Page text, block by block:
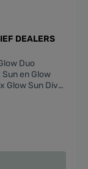
DEALERS
Duo
en Glow
Glow Sun Diva